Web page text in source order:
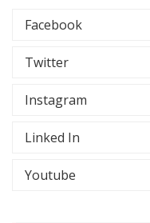
Facebook
Twitter
Instagram
Linked In
Youtube